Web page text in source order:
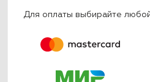
Для оплаты выбирайте